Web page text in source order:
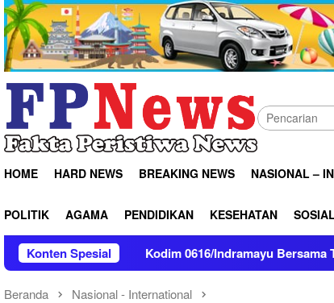
HOME HARD NEWS BREAKING NEWS NASIONAL –
POLITIK AGAMA PENDIDIKAN KESEHATAN
Konten Spesial
Kodim 0616/Indramayu Bersama Tim Gabungan
Beranda Nasional - International